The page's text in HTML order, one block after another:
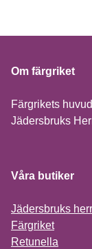
Om färgriket
Färgrikets
Jädersbruks
Våra butiker
Jädersbruks
Färgriket
Retunella